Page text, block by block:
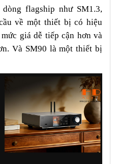
flagship như SM1.3,
về một thiết bị có hiệu
giá dễ tiếp cận hơn và
Và SM90 là một thiết bị